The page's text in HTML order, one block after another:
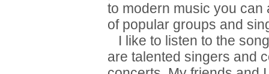
to modern music you can
of popular groups and
I like to listen to the
are talented singers and